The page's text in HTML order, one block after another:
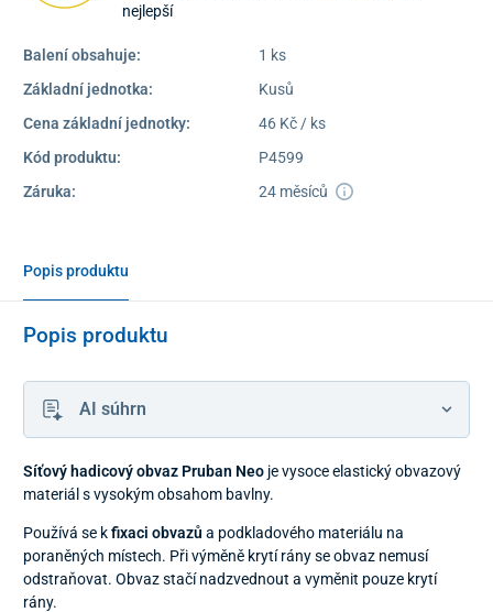
nejlepší
Balení obsahuje:
1 ks
Základní jednotka:
Kusů
Cena základní jednotky:
46 Kč / ks
Kód produktu:
P4599
Záruka:
24 měsíců
Popis produktu
Popis produktu
AI súhrn
Síťový hadicový obvaz Pruban Neo je vysoce elastický obvazový
materiál s vysokým obsahom bavlny.
Používá se kfixaci obvazů a podkladového materiálu na
poraněných místech. Při výměně krytí rány se obvaz nemusí
odstraňovat. Obvaz stačí nadzvednout a vyměnit pouze krytí
rány.